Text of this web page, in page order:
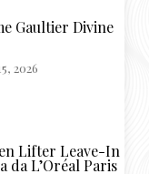
Gaultier Divine
2026
Lifter Leave-In
da L’Oréal Paris